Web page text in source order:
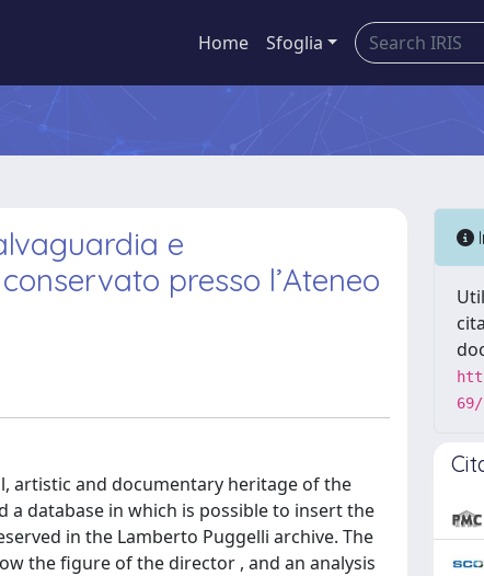
Home Sfoglia
e
presso l’Ateneo
artistic and documentary heritage of the
database in which is possible to insert the
in the Lamberto Puggelli archive. The
the figure of the director , and an analysis
69/